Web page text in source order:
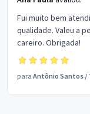
Fui muito bem
qualidade. Valeu a
careiro. Obrigada!
para Antônio Santos /